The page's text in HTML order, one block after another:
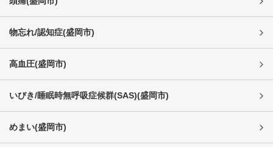
物忘れ/認知症(盛岡市)
高血圧(盛岡市)
いびき/睡眠時無呼吸症候群(SAS)(盛岡市)
めまい(盛岡市)